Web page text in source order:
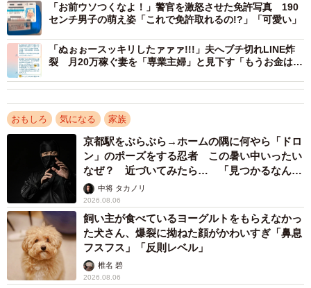
なんでこんなミスドの買い方してくるんだ？
pic.twitter.com/OP9FIkwHnq
— やまさん (@ikujidays)
「お前ウソつくなよ！」警官を激怒させた免許写真 190
センチ男子の萌え姿「これで免許取れるの!?」「可愛い」
「ぬぉぉースッキリしたァァァ!!!」夫へブチ切れLINE炸
裂 月20万稼ぐ妻を「専業主婦」と見下す「もうお金は入
おもしろ 気になる 家族
京都駅をぶらぶら→ホームの隅に何やら「ドロ
ン」のポーズをする忍者 この暑い中いったい
なぜ？ 近づいてみたら… 「見つかるなんて
未熟」中将 タカノリ
2026.08.06
飼い主が食べているヨーグルトをもらえなかっ
た犬さん、爆裂に拗ねた顔がかわいすぎ「鼻息
フスフス」「反則レベル」
椎名 碧
2026.08.06